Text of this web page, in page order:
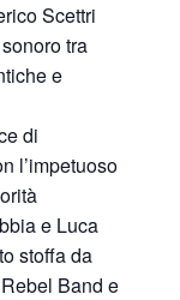
Scettri
tra
e
di
l’impetuoso
e Luca
stoffa da
Band e